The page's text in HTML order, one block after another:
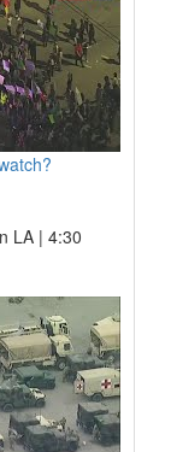
LA | 4:30